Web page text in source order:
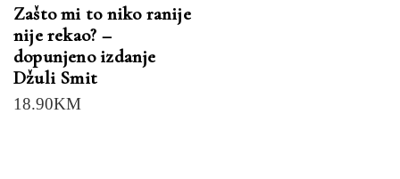
Zašto mi to niko ranije
nije rekao? –
dopunjeno izdanje
Džuli Smit
18.90KM